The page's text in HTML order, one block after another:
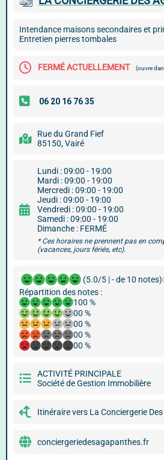
Intendance maisons secondaires et
Entretien pierres tombales
FERMÉ ACTUELLEMENT (ouvre
Rue du Grand Fief
85150, Vairé
Lundi : 09:00 - 19:00
Mardi : 09:00 - 19:00
Mercredi : 09:00 - 19:00
Jeudi : 09:00 - 19:00
Vendredi : 09:00 - 19:00
Samedi : 09:00 - 19:00
Dimanche : FERMÉ
* Ces horaires ne prennent pas en
(vacances, jours fériés, etc).
(5.0/5 | - de 10 notes)
Répartition des notes :
100 %
00 %
00 %
00 %
00 %
ACTIVITÉ PRINCIPALE
Société de Gestion Immobilière
Itinéraire vers La Conciergerie
conciergeriedesagapanthes.fr